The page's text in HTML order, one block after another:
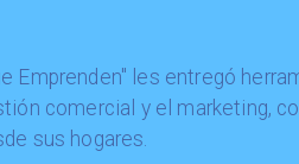
Emprenden" les entregó
comercial y el marketing,
sus hogares.